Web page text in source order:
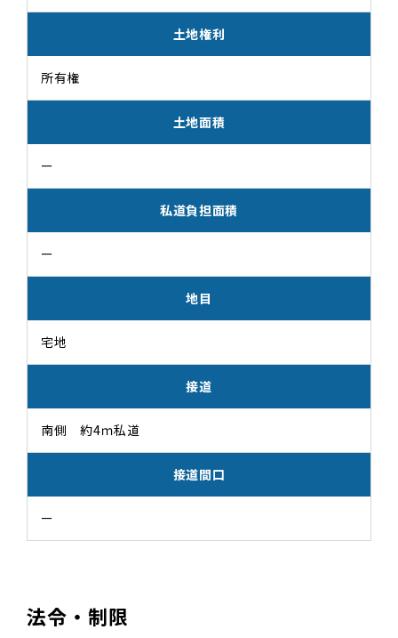
土地権利
所有権
土地面積
ー
私道負担面積
ー
地目
宅地
接道
南側 約4ｍ私道
接道間口
ー
法令・制限